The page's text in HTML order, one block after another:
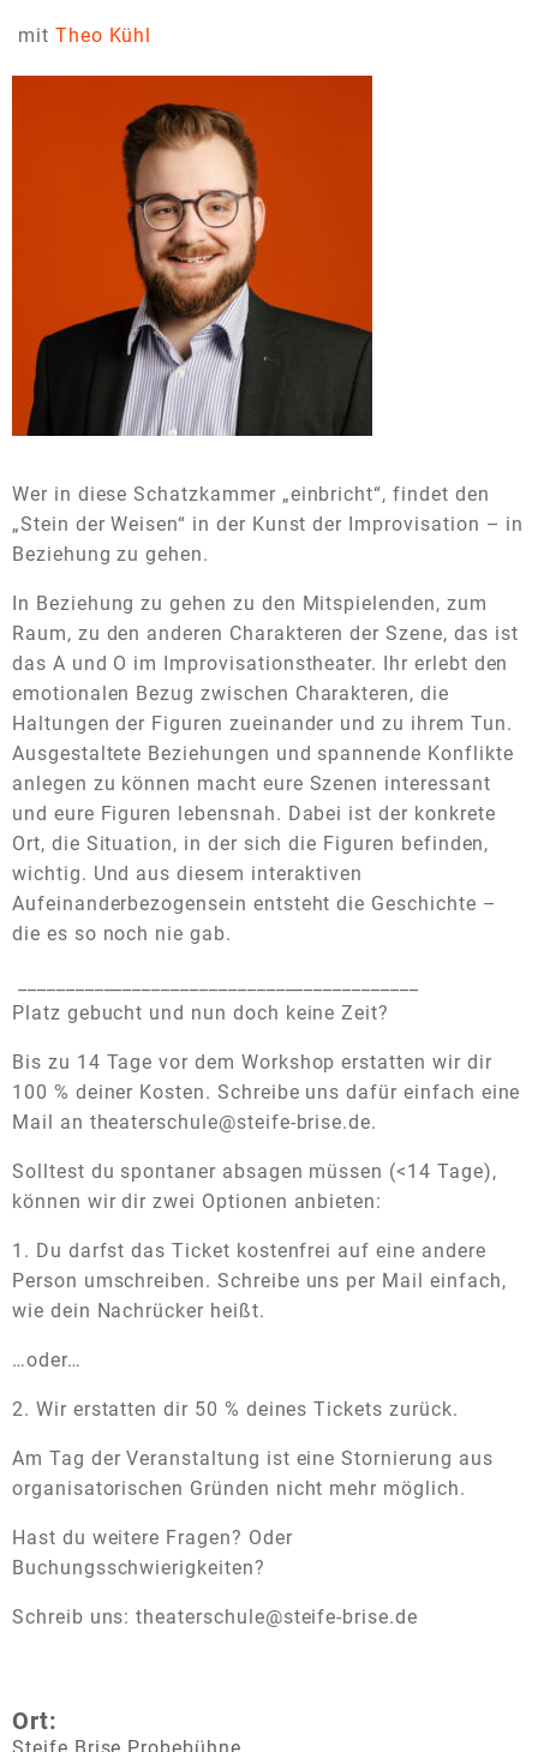
mit Theo Kühl
Wer in diese Schatzkammer „einbricht“, findet den
„Stein der Weisen“ in der Kunst der Improvisation – in
Beziehung zu gehen.
In Beziehung zu gehen zu den Mitspielenden, zum
Raum, zu den anderen Charakteren der Szene, das ist
das A und O im Improvisationstheater. Ihr erlebt den
emotionalen Bezug zwischen Charakteren, die
Haltungen der Figuren zueinander und zu ihrem Tun.
Ausgestaltete Beziehungen und spannende Konflikte
anlegen zu können macht eure Szenen interessant
und eure Figuren lebensnah. Dabei ist der konkrete
Ort, die Situation, in der sich die Figuren befinden,
wichtig. Und aus diesem interaktiven
Aufeinanderbezogensein entsteht die Geschichte –
die es so noch nie gab.
Platz gebucht und nun doch keine Zeit?
Bis zu 14 Tage vor dem Workshop erstatten wir dir
100 % deiner Kosten. Schreibe uns dafür einfach eine
Mail an theaterschule@steife-brise.de.
Solltest du spontaner absagen müssen (<14 Tage),
können wir dir zwei Optionen anbieten:
1. Du darfst das Ticket kostenfrei auf eine andere
Person umschreiben. Schreibe uns per Mail einfach,
wie dein Nachrücker heißt.
…oder…
2. Wir erstatten dir 50 % deines Tickets zurück.
Am Tag der Veranstaltung ist eine Stornierung aus
organisatorischen Gründen nicht mehr möglich.
Hast du weitere Fragen? Oder
Buchungsschwierigkeiten?
Schreib uns: theaterschule@steife-brise.de
Ort: